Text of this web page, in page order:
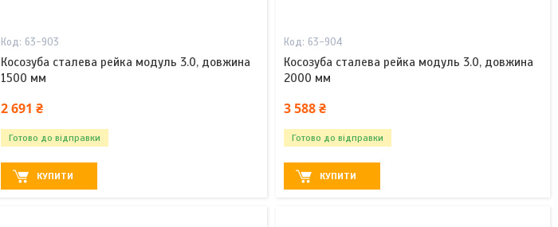
63-903
Косозуба сталева рейка модуль 3.0, довжина
1500 мм
2 691 ₴
Готово до відправки
КУПИТИ
63-904
Косозуба сталева рейка модуль 3.0, довжина
2000 мм
3 588 ₴
Готово до відправки
КУПИТИ